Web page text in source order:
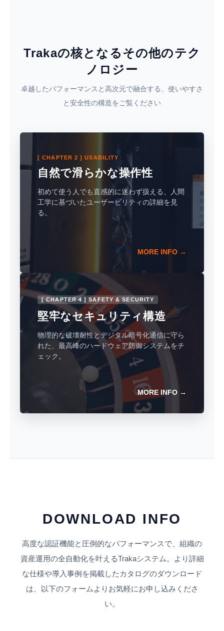
Trakaの核となるその他のテク
ノロジー
卓越したパフォーマンスと高次元で融合する、使いやすさ
と安全性の構造をご覧ください
[ CHAPTER 2 ] USABILITY
自然で滑らかな操作性
初めて使う人でも直感的に迷わず扱える、人間
工学に基づいたユーザービリティの詳細を見
る。
MORE INFO →
[ CHAPTER 4 ] SAFETY & SECURITY
堅牢なセキュリティ構造
物理的な破壊耐性とデジタル暗号化通信に守ら
れた、最高峰のハードウェア防御システムをチ
ェック。
MORE INFO →
DOWNLOAD INFO
高度な認証機能と圧倒的なパフォーマンスで、組織の
資産運用の全自動化を叶えるTrakaシステム。より詳細
な仕様や導入事例を掲載したカタログのダウンロード
は、以下のフォームよりお気軽にお申し込みくださ
い。